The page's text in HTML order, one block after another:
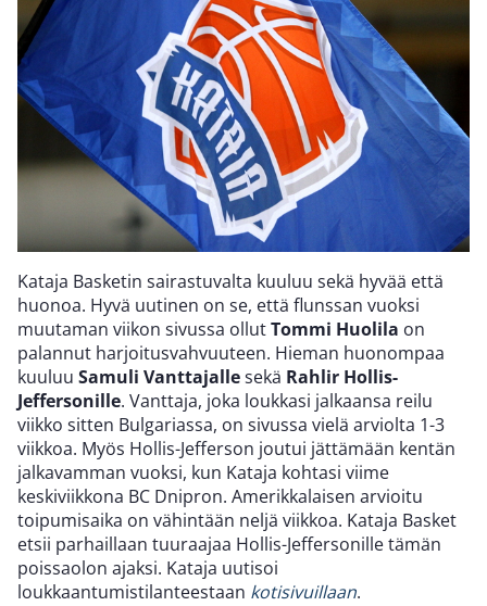
Kataja Basketin sairastuvalta kuuluu sekä hyvää että
huonoa. Hyvä uutinen on se, että flunssan vuoksi
muutaman viikon sivussa ollutTommi Huolila on
palannut harjoitusvahvuuteen. Hieman huonompaa
kuuluu Samuli Vanttajallesekä Rahlir Hollis-
Jeffersonille. Vanttaja, joka loukkasi jalkaansa reilu
viikko sitten Bulgariassa, on sivussa vielä arviolta 1-3
viikkoa. Myös Hollis-Jefferson joutui jättämään kentän
jalkavamman vuoksi, kun Kataja kohtasi viime
keskiviikkona BC Dnipron. Amerikkalaisen arvioitu
toipumisaika on vähintään neljä viikkoa. Kataja Basket
etsii parhaillaan tuuraajaa Hollis-Jeffersonille tämän
poissaolon ajaksi. Kataja uutisoi
loukkaantumistilanteestaan kotisivuillaan.